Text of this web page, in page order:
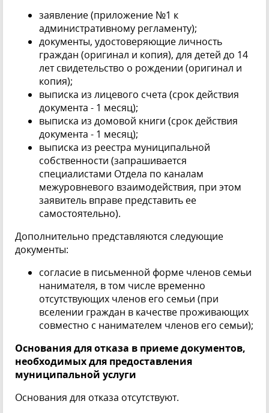
заявление (приложение №1 к
административному регламенту);
документы, удостоверяющие личность
граждан (оригинал и копия), для детей до 14
лет свидетельство о рождении (оригинал и
копия);
выписка из лицевого счета (срок действия
документа - 1 месяц);
выписка из домовой книги (срок действия
документа - 1 месяц);
выписка из реестра муниципальной
собственности (запрашивается
специалистами Отдела по каналам
межуровневого взаимодействия, при этом
заявитель вправе представить ее
самостоятельно).
Дополнительно представляются следующие
документы:
согласие в письменной форме членов семьи
нанимателя, в том числе временно
отсутствующих членов его семьи (при
вселении граждан в качестве проживающих
совместно с нанимателем членов его семьи);
Основания для отказа в приеме документов,
необходимых для предоставления
муниципальной услуги
Основания для отказа отсутствуют.